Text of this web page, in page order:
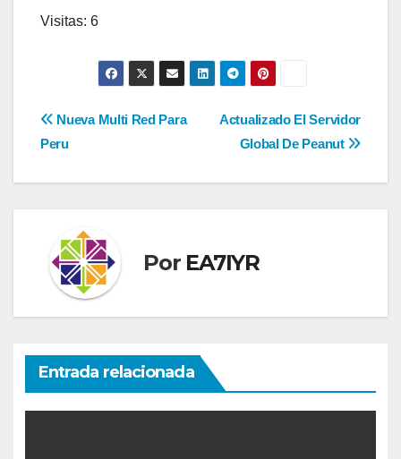
Visitas: 6
Navegación
Actualizado El Servidor
Global De Peanut
Nueva Multi Red Para
Peru
Por EA7IYR
Entrada relacionada